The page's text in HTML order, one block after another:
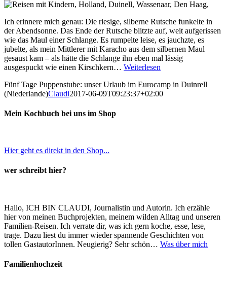
Ich erinnere mich genau: Die riesige, silberne Rutsche funkelte in
der Abendsonne. Das Ende der Rutsche blitzte auf, weit aufgerissen
wie das Maul einer Schlange. Es rumpelte leise, es jauchzte, es
jubelte, als mein Mittlerer mit Karacho aus dem silbernen Maul
gesaust kam – als hätte die Schlange ihn eben mal lässig
ausgespuckt wie einen Kirschkern… Weiterlesen
Fünf Tage Puppenstube: unser Urlaub im Eurocamp in Duinrell
(Niederlande)Claudi2017-06-09T09:23:37+02:00
Mein Kochbuch bei uns im Shop
Hier geht es direkt in den Shop...
wer schreibt hier?
Hallo, ICH BIN CLAUDI, Journalistin und Autorin. Ich erzähle
hier von meinen Buchprojekten, meinem wilden Alltag und unseren
Familien-Reisen. Ich verrate dir, was ich gern koche, esse, lese,
trage. Dazu liest du immer wieder spannende Geschichten von
tollen GastautorInnen. Neugierig? Sehr schön… Was über mich
Familienhochzeit